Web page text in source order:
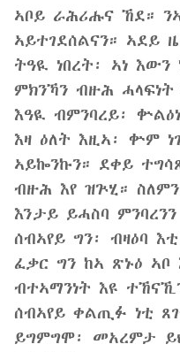
ኣቦይ ራሕሪሑና ኸደ።
ኣይተገደሰልናን። ኣደይ
ትዓዪ ነበረት፡ ኣነ
ምክንኻን ብዙሕ
እዓዪ ብምንባረይ፡
እዛ ዕለት እዚኣ፡ ቍም
ኣይኰንኩን። ደቀይ
ብዙሕ እየ ዝጕሂ።
እንታይ ይሓስባ
ሰብኣየይ ግን፡ ብዛዕባ
ፈቃር ግን ከኣ ጽኑዕ
ብተኣማንነት እዩ
ሰብኣየይ ቀልጢፉ ነቲ
ይግምግሞ፡ መአረምታ